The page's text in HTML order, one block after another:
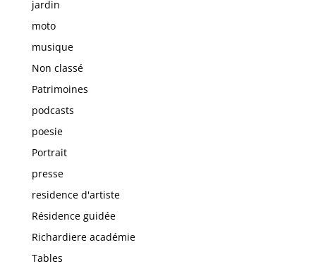
jardin
moto
musique
Non classé
Patrimoines
podcasts
poesie
Portrait
presse
residence d'artiste
Résidence guidée
Richardiere académie
Tables